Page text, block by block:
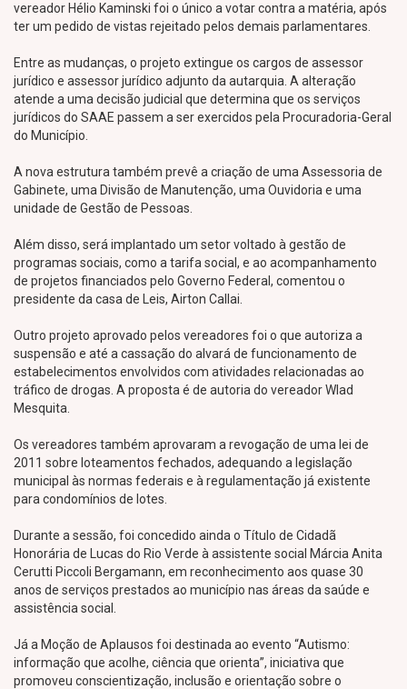
vereador Hélio Kaminski foi o único a votar contra a matéria, após
ter um pedido de vistas rejeitado pelos demais parlamentares.
Entre as mudanças, o projeto extingue os cargos de assessor
jurídico e assessor jurídico adjunto da autarquia. A alteração
atende a uma decisão judicial que determina que os serviços
jurídicos do SAAE passem a ser exercidos pela Procuradoria-Geral
do Município.
A nova estrutura também prevê a criação de uma Assessoria de
Gabinete, uma Divisão de Manutenção, uma Ouvidoria e uma
unidade de Gestão de Pessoas.
Além disso, será implantado um setor voltado à gestão de
programas sociais, como a tarifa social, e ao acompanhamento
de projetos financiados pelo Governo Federal, comentou o
presidente da casa de Leis, Airton Callai.
Outro projeto aprovado pelos vereadores foi o que autoriza a
suspensão e até a cassação do alvará de funcionamento de
estabelecimentos envolvidos com atividades relacionadas ao
tráfico de drogas. A proposta é de autoria do vereador Wlad
Mesquita.
Os vereadores também aprovaram a revogação de uma lei de
2011 sobre loteamentos fechados, adequando a legislação
municipal às normas federais e à regulamentação já existente
para condomínios de lotes.
Durante a sessão, foi concedido ainda o Título de Cidadã
Honorária de Lucas do Rio Verde à assistente social Márcia Anita
Cerutti Piccoli Bergamann, em reconhecimento aos quase 30
anos de serviços prestados ao município nas áreas da saúde e
assistência social.
Já a Moção de Aplausos foi destinada ao evento “Autismo:
informação que acolhe, ciência que orienta”, iniciativa que
promoveu conscientização, inclusão e orientação sobre o